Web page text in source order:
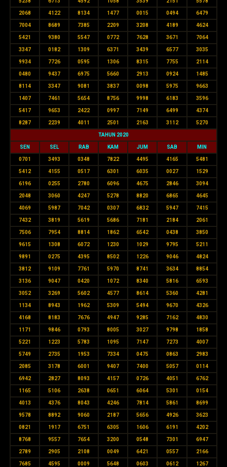
2068 4122 8134 1477 0015 0494 6479
7004 8689 7385 2209 3208 4189 4624
5421 9380 5547 0772 7628 3671 7064
3347 0182 1309 6371 3439 6577 3035
9934 7726 0595 1306 8315 7755 2114
0480 9437 6975 5660 2913 0924 1485
8114 3347 9081 3837 0098 5975 9663
1407 7461 5654 8756 9998 6183 3596
5417 9653 2422 0997 7149 6499 4374
8287 2239 4011 2501 2163 3112 5270
TAHUN 2020
SEN SEL RAB KAM JUM SAB MIN
0701 3493 0348 7822 4495 4165 5481
5412 4155 0517 6301 6035 0027 1529
6196 0255 2780 6096 4675 2846 3094
2048 3060 4247 5278 8820 6865 4645
4069 5987 7042 0307 6832 5947 7415
7432 3819 5619 5686 7181 2184 2061
7506 7954 8814 1862 6542 0438 3850
9615 1308 6072 1230 1029 9795 5211
9891 0275 4395 8502 1226 9046 4824
3812 9109 7761 5970 8741 3634 8854
3136 9047 0420 1072 8340 5816 6593
3052 3269 5602 4577 8614 5360 4281
1134 8943 1962 5309 5494 9670 4326
4168 8183 7676 4947 9285 7162 4830
1171 9846 0793 8005 3027 9798 1858
5221 1223 5783 1095 7147 7273 4007
5749 2735 1953 7334 0475 0863 2983
2085 3178 6001 9407 7400 5057 0114
6942 2827 8093 4157 0726 4051 6762
1165 5106 2638 0651 6064 5301 0154
4013 4376 8043 4246 7814 5861 8699
9578 8892 9060 2187 5656 4926 3623
0821 1917 6751 6305 1606 6191 4202
8768 9557 7654 3200 0548 7301 6947
2789 2905 2108 0049 6421 0557 2166
7685 4595 0009 5648 0603 0612 1267